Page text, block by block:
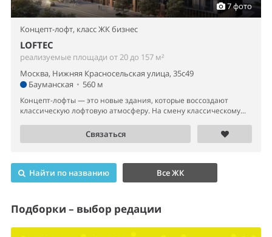
7 фото
Концепт-лофт, класс ЖК бизнес
LOFTEC
реализуемые площади от 20 до 157 м²
Москва, Нижняя Красносельская улица, 35с49
Бауманская • 560 м
Концепт-лофты — это новые здания, которые воссоздают
классическую лофтовую атмосферу. На смену классическому...
Связаться
Найти по названию Все ЖК
Подборки – выбор редации